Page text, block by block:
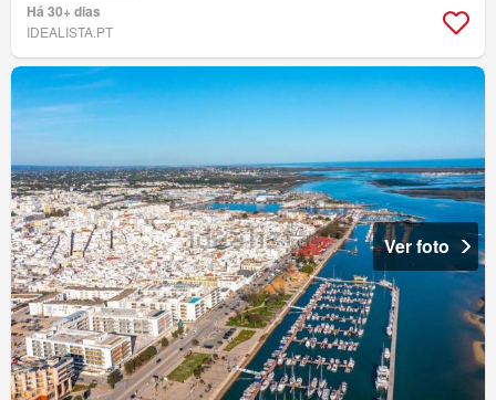
Há 30+ dias
IDEALISTA.PT
Ver foto